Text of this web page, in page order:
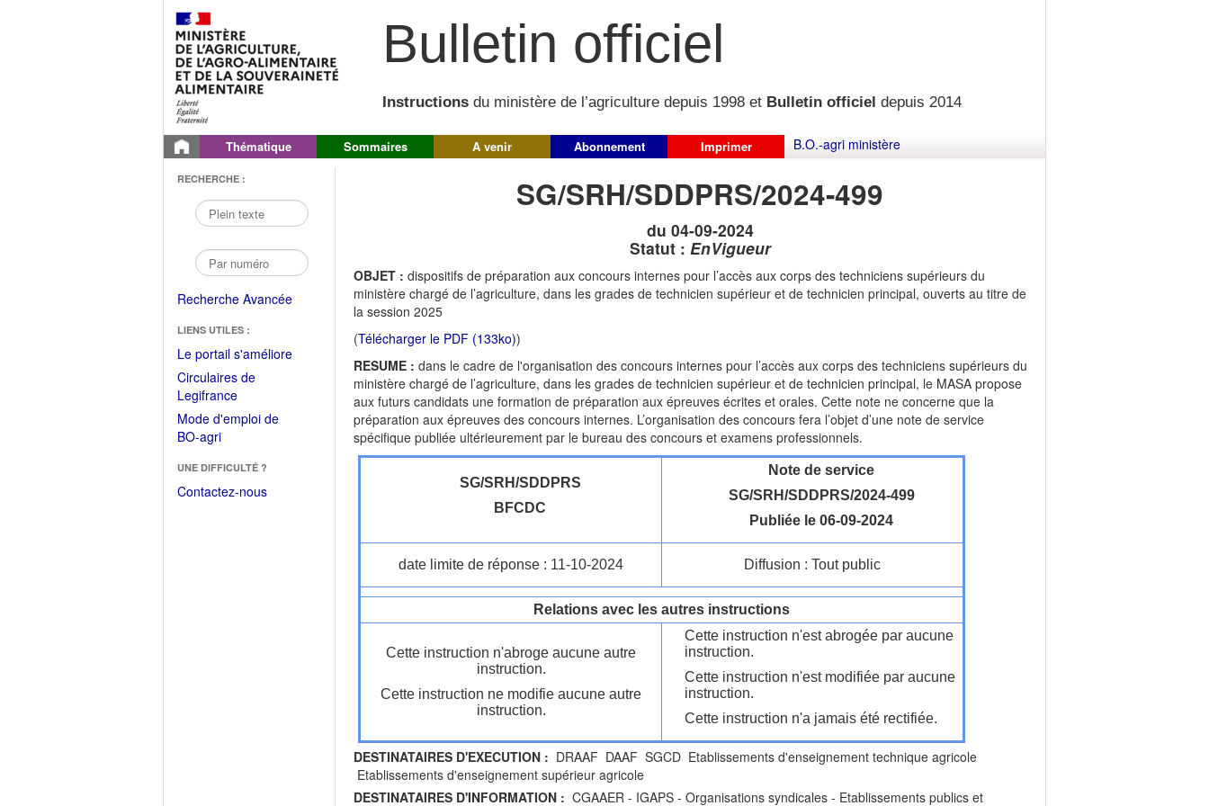
Bulletin officiel
Instructions du ministère de l’agriculture depuis 1998 et Bulletin officiel depuis 2014
Thématique Sommaires A venir Abonnement Imprimer B.O.-agri ministère
RECHERCHE :
Recherche Avancée
LIENS UTILES :
Le portail s'améliore(Fichier
Circulaires de
Legifrance(Ouvrir
dans
une
fenêtre)
Mode d'emploi de
BO-agri(Ouvrir
une
nouvelle
UNE DIFFICULTÉ ?
Contactez-nous
SG/SRH/SDDPRS/2024-499
du 04-09-2024
Statut : EnVigueur
OBJET : dispositifs de préparation aux concours internes pour l’accès aux corps des techniciens supérieurs du
ministère chargé de l’agriculture, dans les grades de technicien supérieur et de technicien principal, ouverts au titre de
la session 2025
(Télécharger le PDF (133ko))
RESUME : dans le cadre de l'organisation des concours internes pour l’accès aux corps des techniciens supérieurs du
ministère chargé de l’agriculture, dans les grades de technicien supérieur et de technicien principal, le MASA propose
aux futurs candidats une formation de préparation aux épreuves écrites et orales. Cette note ne concerne que la
préparation aux épreuves des concours internes. L’organisation des concours fera l’objet d’une note de service
spécifique publiée ultérieurement par le bureau des concours et examens professionnels.
SG/SRH/SDDPRS
BFCDC
Note de service
SG/SRH/SDDPRS/2024-499
Publiée le 06-09-2024
date limite de réponse : 11-10-2024 Diffusion : Tout public
Relations avec les autres instructions
Cette instruction n'abroge aucune autre
instruction.
Cette instruction ne modifie aucune autre
instruction.
Cette instruction n'est abrogée par aucune
instruction.
Cette instruction n'est modifiée par aucune
instruction.
Cette instruction n'a jamais été rectifiée.
DESTINATAIRES D'EXECUTION : DRAAF DAAF SGCD Etablissements d'enseignement technique agricole
Etablissements d'enseignement supérieur agricole
DESTINATAIRES D'INFORMATION : CGAAER - IGAPS - Organisations syndicales - Etablissements publics et